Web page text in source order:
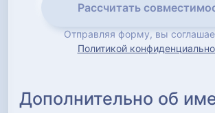
Рассчитать
Отправляя форму, вы
Политикой
Дополнительно об